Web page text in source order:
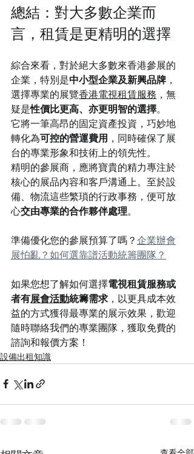
總結：對大多數企業而
言，租賃是更精明的選擇
綜合來看，對於絕大多數來香港參展的
企業，特別是中小型企業及新興品牌 ，
選擇專業的展覽香港電視租賃服務 ，無
疑是性價比更高、亦更明智的選擇。
它將一筆高昂的固定資產投資，巧妙地
轉化為可控的營運費用 ，同時確保了展
台的專業形象和技術上的領先性。
精明的參展商，應將寶貴的精力專注於
核心的展品內容和客戶溝通上。至於設
備、物流這些繁瑣的行政事務，便可放
心交由專業的合作夥伴處理。
準備優化您的參展預算了嗎？ 企業辦會
展怕亂？如何選靠譜活動統籌團隊？
如果您想了解如何選擇電視租賃服務或
者有展會活動統籌需求 ，以更具成本效
益的方式獲得最專業的展示效果，歡迎
隨時聯絡我們的專業團隊，獲取免費的
諮詢和報價方案！
設備出租知識